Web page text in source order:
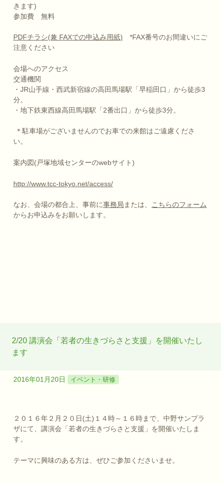
きます)
参加費 無料
PDFチラシ(兼 FAXでの申込み用紙) *FAX番号のお間違いにご
注意ください
会場へのアクセス
交通機関
・JR山手線・西武新宿線の高田馬場駅「早稲田口」から徒歩3
分。
・地下鉄東西線高田馬場駅「2番出口」から徒歩3分。
＊駐車場がございませんのでお車での来館はご遠慮くださ
い。
案内図(戸塚地域センターのwebサイト)
http://www.tcc-tokyo.net/access/
なお、会場の都合上、事前に事務局 または、
こちらのフォーム
からお申込みをお願いします。
2/20 講演会「若者の生きづらさと支援」を開催いたし
ます
2016年01月20日 イベント・研修
２０１６年２月２０日(土)１４時～１６時まで、中野サンプラ
ザにて、講演会「若者の生きづらさと支援」を開催いたしま
す。
テーマに興味のある方は、ぜひご参加くださいませ。